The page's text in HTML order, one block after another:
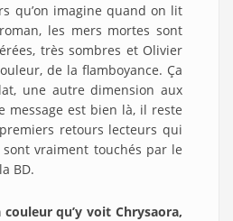
qu’on imagine quand on lit
les mers mortes sont
très sombres et Olivier
de la flamboyance. Ça
une autre dimension aux
message est bien là, il reste
retours lecteurs qui
vraiment touchés par le
BD.
qu’y voit Chrysaora,